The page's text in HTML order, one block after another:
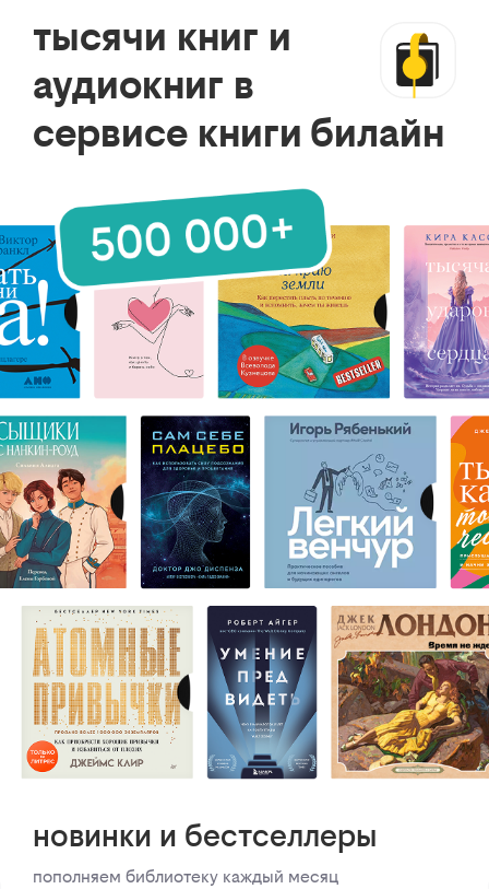
тысячи книг и
аудиокниг в
сервисе книги билайн
новинки и бестселлеры
пополняем библиотеку каждый месяц